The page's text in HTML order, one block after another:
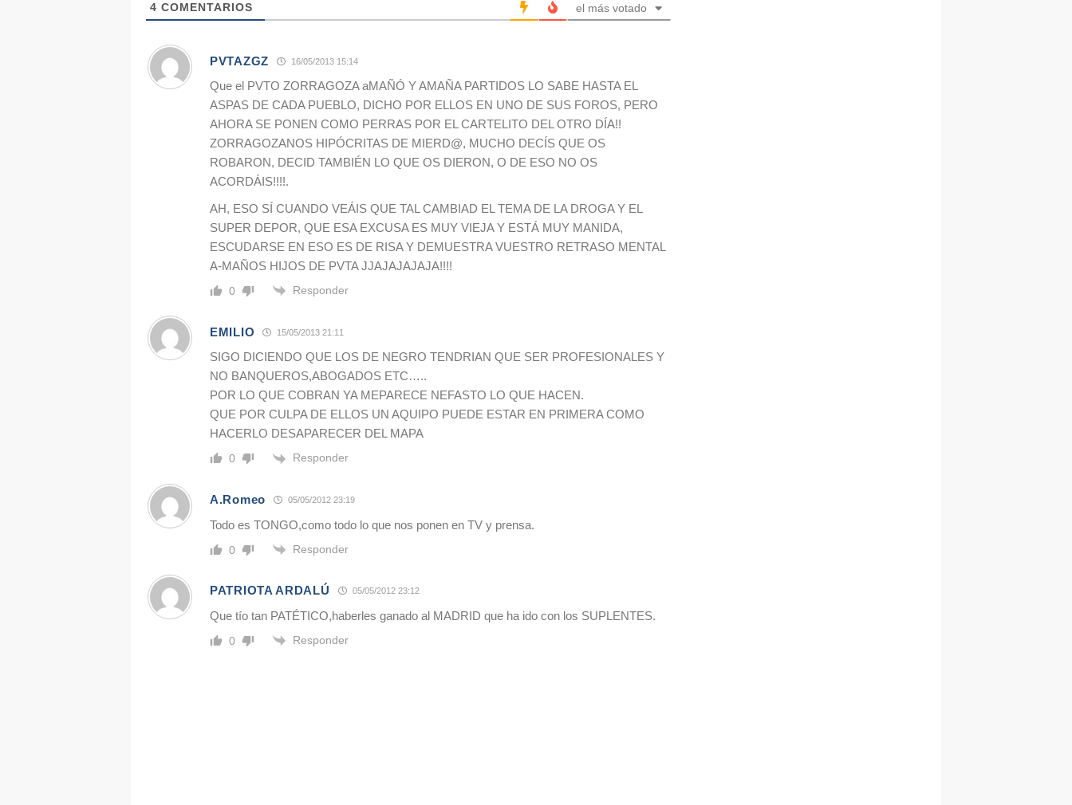
4 COMENTARIOS el más votado
PVTAZGZ 16/05/2013 15:14
Que el PVTO ZORRAGOZA aMAÑÓ Y AMAÑA PARTIDOS LO SABE HASTA EL
ASPAS DE CADA PUEBLO, DICHO POR ELLOS EN UNO DE SUS FOROS, PERO
AHORA SE PONEN COMO PERRAS POR EL CARTELITO DEL OTRO DÍA!!
ZORRAGOZANOS HIPÓCRITAS DE MIERD@, MUCHO DECÍS QUE OS
ROBARON, DECID TAMBIÉN LO QUE OS DIERON, O DE ESO NO OS
ACORDÁIS!!!!.
AH, ESO SÍ CUANDO VEÁIS QUE TAL CAMBIAD EL TEMA DE LA DROGA Y EL
SUPER DEPOR, QUE ESA EXCUSA ES MUY VIEJA Y ESTÁ MUY MANIDA,
ESCUDARSE EN ESO ES DE RISA Y DEMUESTRA VUESTRO RETRASO MENTAL
A-MAÑOS HIJOS DE PVTA JJAJAJAJAJA!!!!
0 Responder
EMILIO 15/05/2013 21:11
SIGO DICIENDO QUE LOS DE NEGRO TENDRIAN QUE SER PROFESIONALES Y
NO BANQUEROS,ABOGADOS ETC…..
POR LO QUE COBRAN YA MEPARECE NEFASTO LO QUE HACEN.
QUE POR CULPA DE ELLOS UN AQUIPO PUEDE ESTAR EN PRIMERA COMO
HACERLO DESAPARECER DEL MAPA
0 Responder
A.Romeo 05/05/2012 23:19
Todo es TONGO,como todo lo que nos ponen en TV y prensa.
0 Responder
PATRIOTA ARDALÚ 05/05/2012 23:12
Que tío tan PATÉTICO,haberles ganado al MADRID que ha ido con los SUPLENTES.
0 Responder